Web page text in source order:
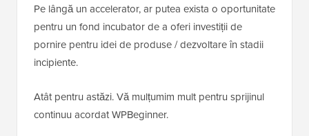
Pe lângă un accelerator, ar putea exista o oportunitate
pentru un fond incubator de a oferi investiții de
pornire pentru idei de produse / dezvoltare în stadii
incipiente.
Atât pentru astăzi. Vă mulțumim mult pentru sprijinul
continuu acordat WPBeginner.